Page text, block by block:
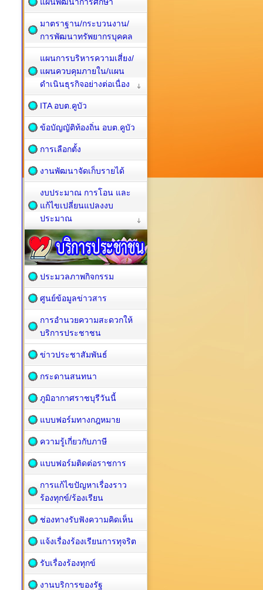
มาตราฐาน/กระบวนงาน/
การพัฒนาทรัพยากรบุคคล
แผนการบริหารความเสี่ยง/
แผนควบคุมภายใน/แผน
ดำเนินธุรกิจอย่างต่อเนื่อง
ITA อบต.คูบัว
ข้อบัญญัติท้องถิ่น อบต.คูบัว
การเลือกตั้ง
งานพัฒนาจัดเก็บรายได้
งบประมาณ การโอน และ
แก้ไขเปลี่ยนแปลงงบ
ประมาณ
ประมวลภาพกิจกรรม
ศูนย์ข้อมูลข่าวสาร
การอำนวยความสะดวกให้
บริการประชาชน
ข่าวประชาสัมพันธ์
กระดานสนทนา
ภูมิอากาศราชบุรีวันนี้
แบบฟอร์มทางกฎหมาย
ความรู้เกี่ยวกับภาษี
แบบฟอร์มติดต่อราชการ
การแก้ไขปัญหาเรื่องราว
ร้องทุกข์/ร้องเรียน
ช่องทางรับฟังความคิดเห็น
แจ้งเรื่องร้องเรียนการทุจริต
รับเรื่องร้องทุกข์
งานบริการของรัฐ